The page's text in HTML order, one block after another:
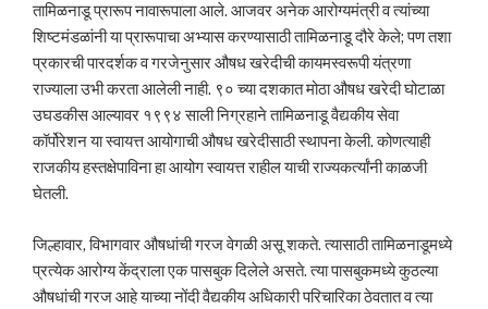
तामिळनाडू प्रारूप नावारूपाला आले. आजवर अनेक आरोग्यमंत्री व त्यांच्या
शिष्टमंडळांनी या प्रारूपाचा अभ्यास करण्यासाठी तामिळनाडू दौरे केले; पण तशा
प्रकारची पारदर्शक व गरजेनुसार औषध खरेदीची कायमस्वरूपी यंत्रणा
राज्याला उभी करता आलेली नाही. ९० च्या दशकात मोठा औषध खरेदी घोटाळा
उघडकीस आल्यावर १९९४ साली निग्रहाने तामिळनाडू वैद्यकीय सेवा
कॉर्पोरेशन या स्वायत्त आयोगाची औषध खरेदीसाठी स्थापना केली. कोणत्याही
राजकीय हस्तक्षेपाविना हा आयोग स्वायत्त राहील याची राज्यकर्त्यांनी काळजी
घेतली.
जिल्हावार, विभागवार औषधांची गरज वेगळी असू शकते. त्यासाठी तामिळनाडूमध्ये
प्रत्येक आरोग्य केंद्राला एक पासबुक दिलेले असते. त्या पासबुकमध्ये कुठल्या
औषधांची गरज आहे याच्या नोंदी वैद्यकीय अधिकारी परिचारिका ठेवतात व त्या